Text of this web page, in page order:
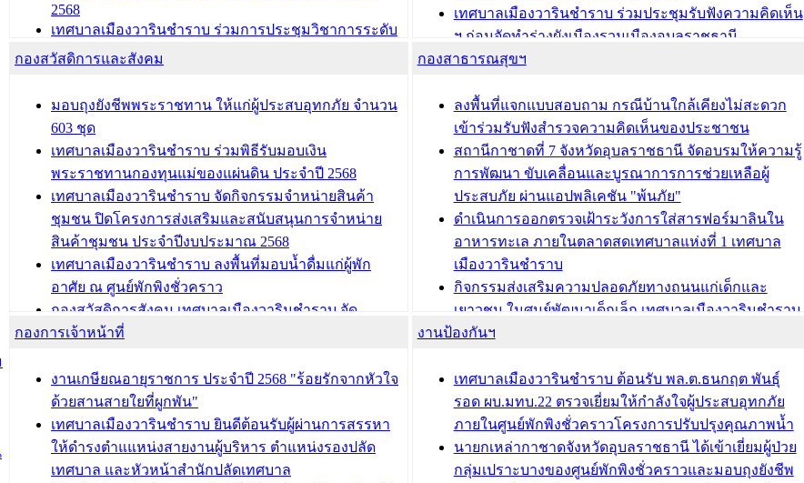
2568
เทศบาลเมืองวารินชำราบ ร่วมการประชุมวิชาการระดับ
นานาชาติและนิทรรศการด้านนวัตกรรมท้องถิ่น 2568
ทะเบียนภาษีป้าย
ประชุมผู้เช่าอาคารพาณิชย์ บริเวณถนนเกษมสุขและ
ถนนประทุมเทพภักดี
บทความ อื่นๆ ...
เทศบาลเมืองวารินชำราบ ร่วมประชุมรับฟังความคิดเห็น
ฯ ก่อนจัดทำร่างผังเมืองรวมเมืองอุบลราชธานี -
วารินชำราบ ครั้งที่ 3
การขออนุญาตเข้าทำประโยชน์ในพื้นที่ป่าไม้
บทความ อื่นๆ ...
กองสวัสดิการและสังคม
มอบถุงยังชีพพระราชทาน ให้แก่ผู้ประสบอุทกภัย จำนวน
603 ชุด
เทศบาลเมืองวารินชำราบ ร่วมพิธีรับมอบเงิน
พระราชทานกองทุนแม่ของแผ่นดิน ประจำปี 2568
เทศบาลเมืองวารินชำราบ จัดกิจกรรมจำหน่ายสินค้า
ชุมชน ปิดโครงการส่งเสริมและสนับสนุนการจำหน่าย
สินค้าชุมชน ประจำปีงบประมาณ 2568
เทศบาลเมืองวารินชำราบ ลงพื้นที่มอบน้ำดื่มแก่ผู้พัก
อาศัย ณ ศูนย์พักพิงชั่วคราว
กองสวัสดิการสังคม เทศบาลเมืองวารินชำราบ จัด
โครงการอบรมอาชีพระยะสั้น ประจำปี 2568 (หลักสูตร
บทความ อื่นๆ ...
กองสาธารณสุขฯ
ลงพื้นที่แจกแบบสอบถาม กรณีบ้านใกล้เคียงไม่สะดวก
เข้าร่วมรับฟังสำรวจความคิดเห็นของประชาชน
สถานีกาชาดที่ 7 จังหวัดอุบลราชธานี จัดอบรมให้ความรู้
การพัฒนา ขับเคลื่อนและบูรณาการการช่วยเหลือผู้
ประสบภัย ผ่านแอปพลิเคชัน "พ้นภัย"
ดำเนินการออกตรวจเฝ้าระวังการใส่สารฟอร์มาลินใน
อาหารทะเล ภายในตลาดสดเทศบาลแห่งที่ 1 เทศบาล
เมืองวารินชำราบ
กิจกรรมส่งเสริมความปลอดภัยทางถนนแก่เด็กและ
เยาวชน ในศูนย์พัฒนาเด็กเล็ก เทศบาลเมืองวารินชำราบ
เทศบาลเมืองวารินชำราบ ร่วมประชุมปรึกษาหารือการ
กองการเจ้าหน้าที่
งานเกษียณอายุราชการ ประจำปี 2568 "ร้อยรักจากหัวใจ
ด้วยสานสายใยที่ผูกพัน"
เทศบาลเมืองวารินชำราบ ยินดีต้อนรับผู้ผ่านการสรรหา
ให้ดำรงตำแแหน่งสายงานผู้บริหาร ตำแหน่งรองปลัด
เทศบาล และหัวหน้าสำนักปลัดเทศบาล
งานป้องกันฯ
เทศบาลเมืองวารินชำราบ ต้อนรับ พล.ต.ธนกฤต พันธุ์
รอด ผบ.มทบ.22 ตรวจเยี่ยมให้กำลังใจผู้ประสบอุทกภัย
ภายในศูนย์พักพิงชั่วคราวโครงการปรับปรุงคุณภาพน้ำ
นายกเหล่ากาชาดจังหวัดอุบลราชธานี ได้เข้าเยี่ยมผู้ป่วย
กลุ่มเปราะบางของศูนย์พักพิงชั่วคราวและมอบถุงยังชีพ